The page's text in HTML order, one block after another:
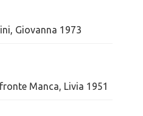
Giovanna 1973
Manca, Livia 1951